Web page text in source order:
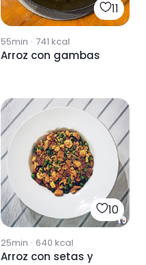
11
55min · 741 kcal
Arroz con gambas
10
25min · 640 kcal
Arroz con setas y